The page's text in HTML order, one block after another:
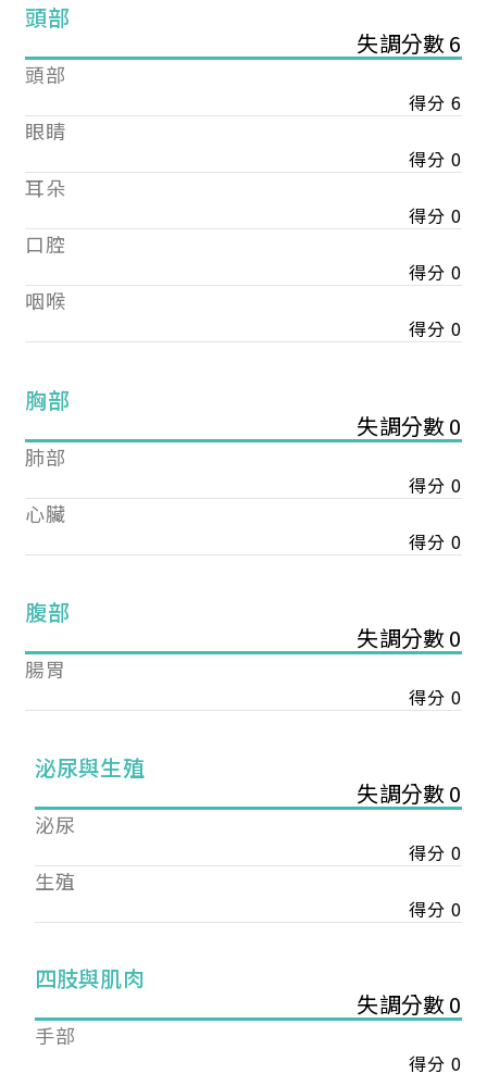
頭部
失調分數 6
頭部
得分 6
眼睛
得分 0
耳朵
得分 0
口腔
得分 0
咽喉
得分 0
胸部
失調分數 0
肺部
得分 0
心臟
得分 0
腹部
失調分數 0
腸胃
得分 0
泌尿與生殖
失調分數 0
泌尿
得分 0
生殖
得分 0
四肢與肌肉
失調分數 0
手部
得分 0
您已成功送出會員申請
您好，您的會員申請，已成功送出，經本協會理事
會審核通過後即通知您進行繳費，繳費資訊如下